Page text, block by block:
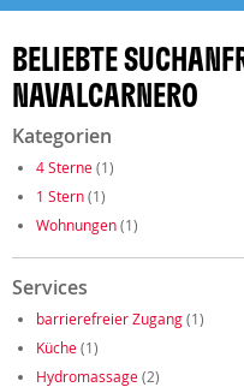
BELIEBTE
NAVALCARNERO
Kategorien
4 Sterne(1)
1 Stern(1)
Wohnungen(1)
Services
barrierefreier Zugang(1)
Küche(1)
Hydromassage(2)